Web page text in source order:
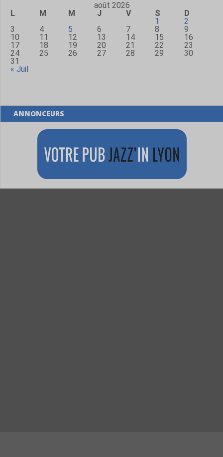
août 2026
L
M M J V S
D
1
2
3
4 5 6 7 8
9
10
11 12 13 14 15
16
17
18 19 20 21 22
23
24
25 26 27 28 29
30
31
« Juil
ANNONCEURS